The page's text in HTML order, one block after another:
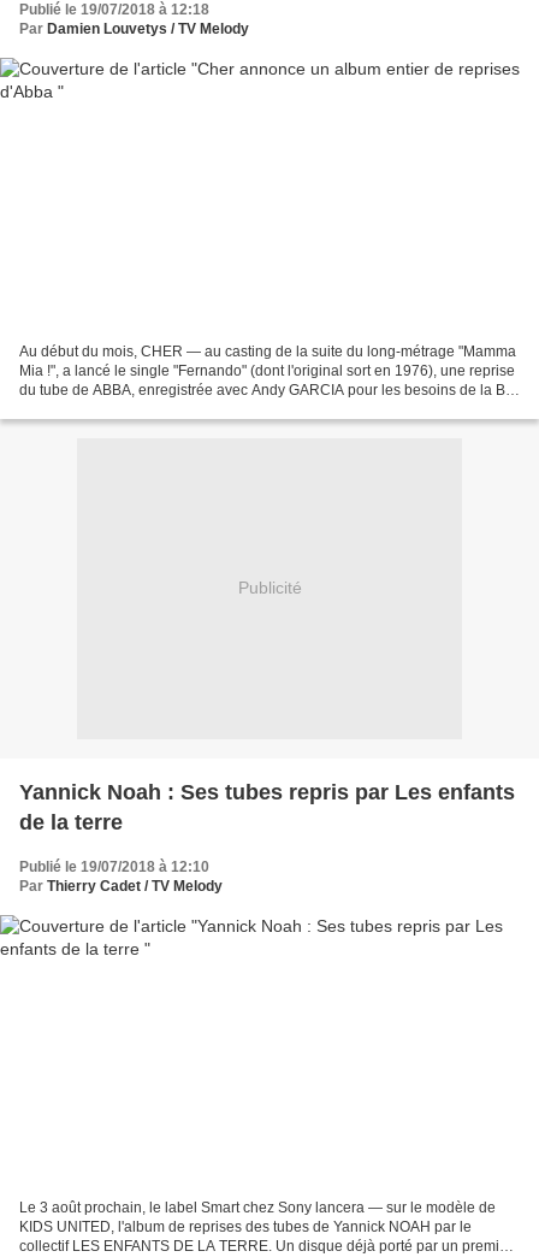
Publié le 19/07/2018 à 12:18
Par Damien Louvetys / TV Melody
Au début du mois, CHER — au casting de la suite du long-métrage "Mamma
Mia !", a lancé le single "Fernando" (dont l'original sort en 1976), une reprise
du tube de ABBA, enregistrée avec Andy GARCIA pour les besoins de la B.O
Publicité
Yannick Noah : Ses tubes repris par Les enfants
de la terre
Publié le 19/07/2018 à 12:10
Par Thierry Cadet / TV Melody
Le 3 août prochain, le label Smart chez Sony lancera — sur le modèle de
KIDS UNITED, l'album de reprises des tubes de Yannick NOAH par le
collectif LES ENFANTS DE LA TERRE. Un disque déjà porté par un premier